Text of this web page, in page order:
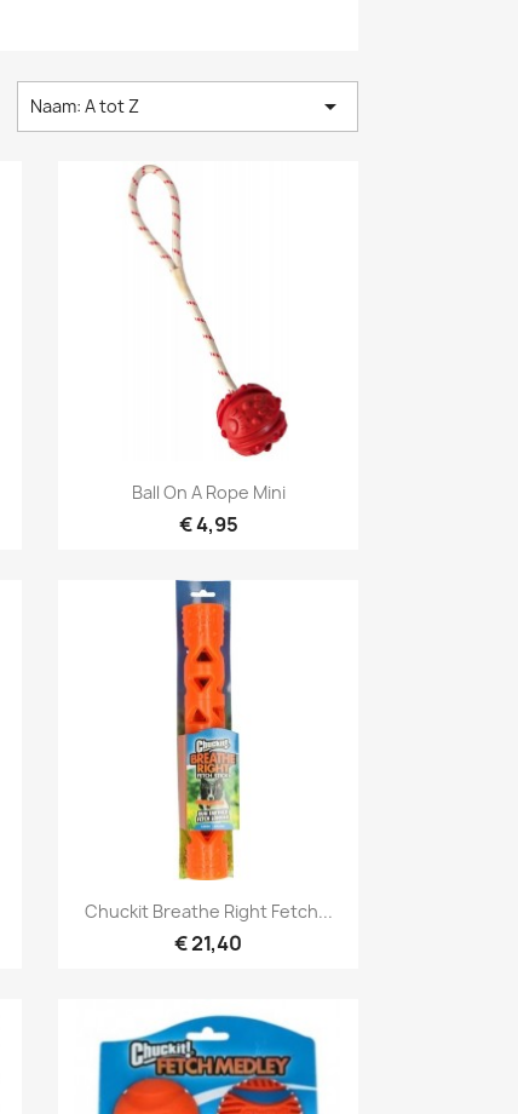
Naam: A tot Z 
Snel bekijken
Ball On A Rope Mini
€ 4,95
Snel bekijken
Chuckit Breathe Right Fetch...
€ 21,40